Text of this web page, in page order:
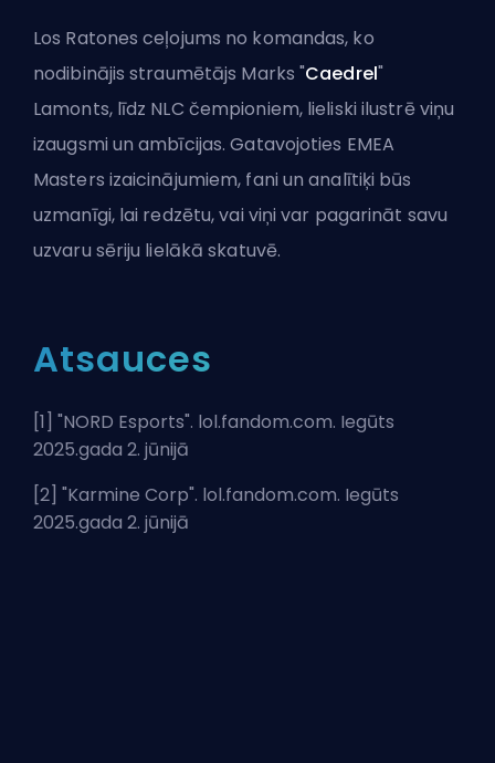
Los Ratones ceļojums no komandas, ko
nodibinājis straumētājs Marks "Caedrel"
Lamonts, līdz NLC čempioniem, lieliski ilustrē viņu
izaugsmi un ambīcijas. Gatavojoties EMEA
Masters izaicinājumiem, fani un analītiķi būs
uzmanīgi, lai redzētu, vai viņi var pagarināt savu
uzvaru sēriju lielākā skatuvē.
Atsauces
[1] "NORD Esports". lol.fandom.com. Iegūts
2025.gada 2. jūnijā
[2] "Karmine Corp". lol.fandom.com. Iegūts
2025.gada 2. jūnijā